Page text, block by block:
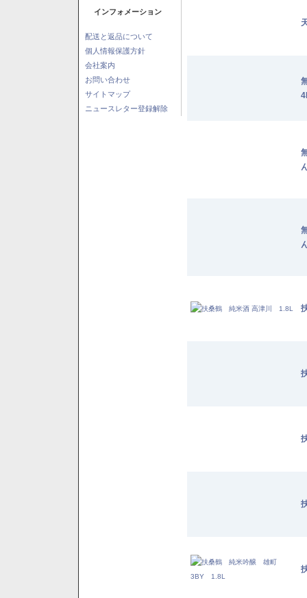
インフォメーション
配送と返品について
個人情報保護方針
会社案内
お問い合わせ
サイトマップ
ニュースレター登録解除